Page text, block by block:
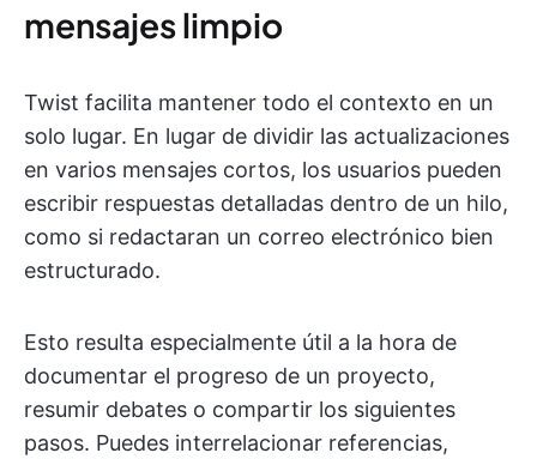
mensajes limpio
Twist facilita mantener todo el contexto en un
solo lugar. En lugar de dividir las actualizaciones
en varios mensajes cortos, los usuarios pueden
escribir respuestas detalladas dentro de un hilo,
como si redactaran un correo electrónico bien
estructurado.
Esto resulta especialmente útil a la hora de
documentar el progreso de un proyecto,
resumir debates o compartir los siguientes
pasos. Puedes interrelacionar referencias,